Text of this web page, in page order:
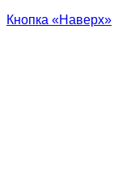
Кнопка «Наверх»